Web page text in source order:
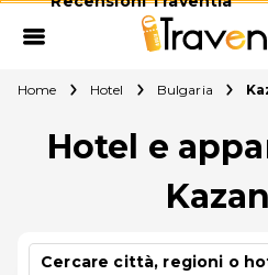
Home Hotel Bulgaria
Hotel e
Cercare città, regioni o